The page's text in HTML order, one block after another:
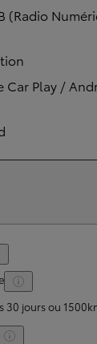
(Radio
Car Play /
30 jours ou